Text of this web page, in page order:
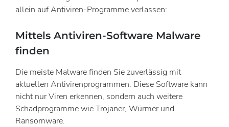
allein auf Antiviren-Programme verlassen:
Mittels Antiviren-Software Malware
finden
Die meiste Malware finden Sie zuverlässig mit
aktuellen Antivirenprogrammen. Diese Software kann
nicht nur Viren erkennen, sondern auch weitere
Schadprogramme wie Trojaner, Würmer und
Ransomware.